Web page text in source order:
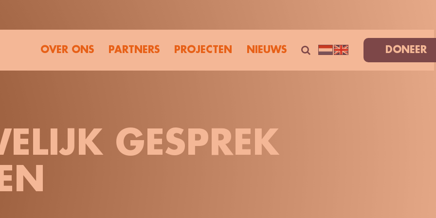
OVER ONS PARTNERS PROJECTEN NIEUWS DONEER
GESPREK